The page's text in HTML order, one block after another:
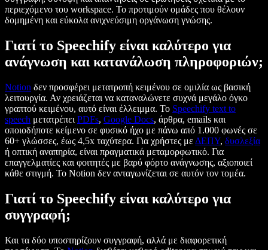
περιεχόμενο του workspace. Το προτιμούν ομάδες που θέλουν
δομημένη και εύκολα ανιχνεύσιμη οργάνωση γνώσης.
Γιατί το Speechify είναι καλύτερο για
ανάγνωση και κατανάλωση πληροφοριών;
Notion δεν προσφέρει μετατροπή κειμένου σε ομιλία ως βασική
λειτουργία. Αν χρειάζεται να καταναλώνετε συχνά μεγάλο όγκο
γραπτού κειμένου, αυτό είναι έλλειμμα. Το Speechify text to
speech μετατρέπει PDFs, Google Docs, άρθρα, emails και
οποιοδήποτε κείμενο σε φυσικό ήχο με πάνω από 1.000 φωνές σε
60+ γλώσσες, έως 4,5x ταχύτερα. Για χρήστες με ΔΕΠΥ, δυσλεξία
ή οπτική αναπηρία, είναι πραγματικά μεταμορφωτικό. Για
επαγγελματίες και φοιτητές με βαρύ φόρτο ανάγνωσης, αξιοποιεί
κάθε στιγμή. Το Notion δεν ανταγωνίζεται σε αυτόν τον τομέα.
Γιατί το Speechify είναι καλύτερο για
συγγραφή;
Και τα δύο υποστηρίζουν συγγραφή, αλλά με διαφορετική